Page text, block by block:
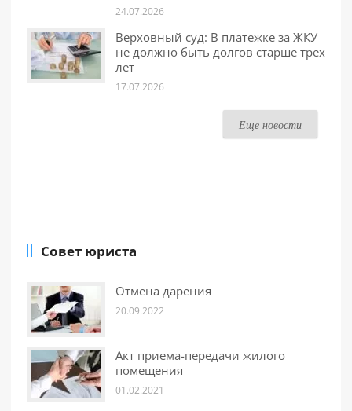
24.07.2026
Верховный суд: В платежке за ЖКУ
не должно быть долгов старше трех
лет
17.07.2026
Еще новости
Совет юриста
Отмена дарения
20.09.2022
Акт приема-передачи жилого
помещения
01.02.2021